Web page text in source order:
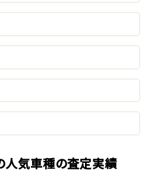
人気車種の査定実績